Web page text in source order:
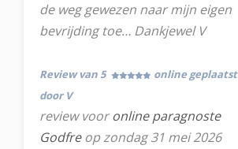
de weg gewezen naar mijn eigen
bevrijding toe… Dankjewel V
Review van 5
online geplaatst
door V
review vooronline paragnoste
Godfreop zondag 31 mei 2026